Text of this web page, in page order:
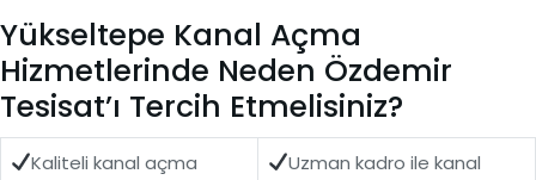
Yükseltepe Kanal Açma
Hizmetlerinde Neden Özdemir
Tesisat’ı Tercih Etmelisiniz?
Kaliteli kanal açma
Uzman kadro ile kanal